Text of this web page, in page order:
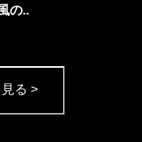
の..
る >